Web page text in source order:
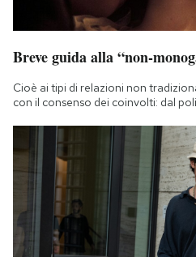
Breve guida alla “non-
Cioè ai tipi di relazioni non
con il consenso dei coinvolti: dal